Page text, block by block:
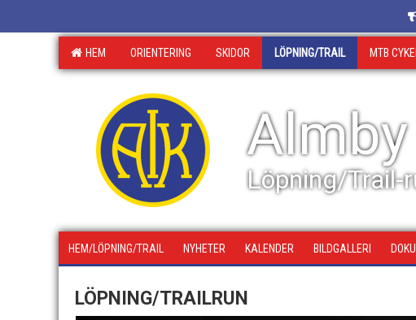
HEM ORIENTERING SKIDOR LÖPNING/TRAIL MTB CYKEL
Löpning/Trail-
HEM/LÖPNING/TRAIL NYHETER KALENDER BILDGALLERI
LÖPNING/TRAILRUN